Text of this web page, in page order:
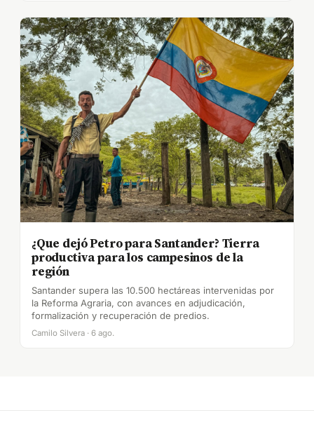
¿Que dejó Petro para Santander? Tierra
productiva para los campesinos de la
región
Santander supera las 10.500 hectáreas intervenidas por
la Reforma Agraria, con avances en adjudicación,
formalización y recuperación de predios.
Camilo Silvera · 6 ago.